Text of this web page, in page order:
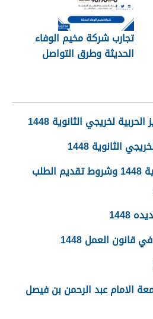
تجارب شركة مخيم الوفاء
الحديثة وطرق التواصل
لخريجي الثانوية 1448
الثانوية 1448
اعفاء بنك التنمية الاجتماعية 1448 وشروط تقديم الطلب
العمل 1448
الامام عبد الرحمن بن فيصل